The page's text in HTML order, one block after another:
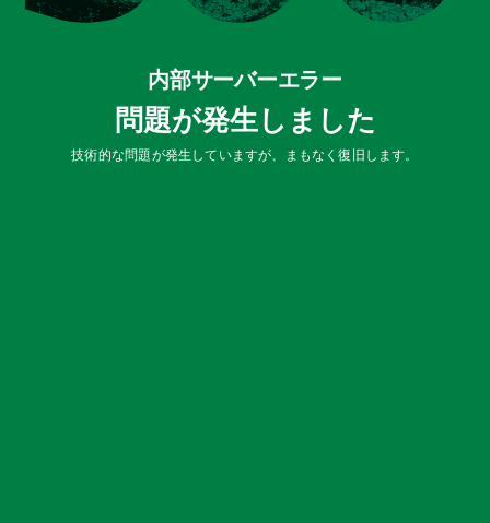
内部サーバーエラー
問題が発生しました
技術的な問題が発生していますが、まもなく復旧します。